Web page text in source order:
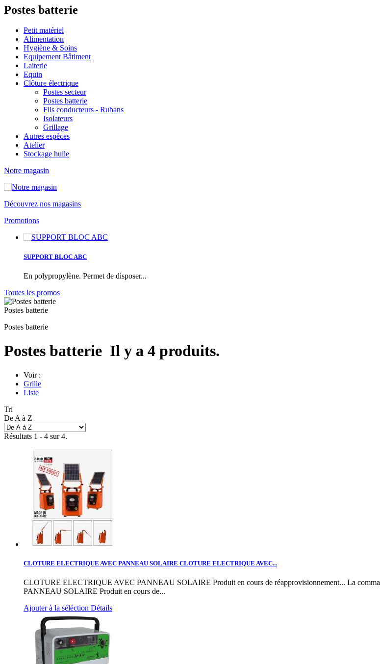
Postes batterie
Petit matériel
Alimentation
Hygiène & Soins
Equipement Bâtiment
Laiterie
Equin
Clôture électrique
Postes secteur
Postes batterie
Fils conducteurs - Rubans
Isolateurs
Grillage
Autres espèces
Atelier
Stockage huile
Notre magasin
Découvrez nos magasins
Promotions
SUPPORT BLOC ABC
En polypropylène. Permet de disposer...
Toutes les promos
Postes batterie
Postes batterie
Postes batterie Il y a 4 produits.
Voir :
Grille
Liste
Tri
De A à Z
Résultats 1 - 4 sur 4.
CLOTURE ELECTRIQUE AVEC PANNEAU SOLAIRE CLOTURE ELECTRIQUE AVEC...
CLOTURE ELECTRIQUE AVEC PANNEAU SOLAIRE Produit en cours de réapprovisionnement... La
PANNEAU SOLAIRE Produit en cours de...
Ajouter à la séléction Détails